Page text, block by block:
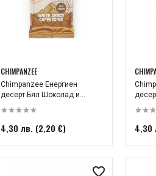
CHIMPANZEE
Chimpanzee Енергиен
десерт Бял Шоколад и...
4,30 лв. (2,20 €) 4,30